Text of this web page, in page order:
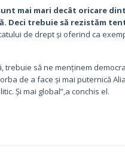
mai mari decât oricare
Deci trebuie să rezistăm
de drept și oferind ca
trebuie să ne menținem
de a face și mai puternică
Și mai global”,a conchis el.